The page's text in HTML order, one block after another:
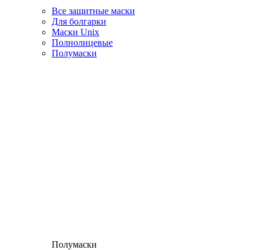
Все защитные маски
Для болгарки
Маски Unix
Полнолицевые
Полумаски
Полумаски